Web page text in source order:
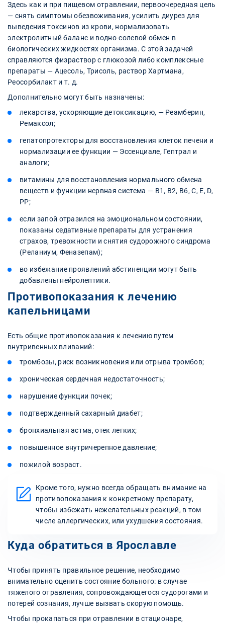
Здесь как и при пищевом отравлении, первоочередная цель
— снять симптомы обезвоживания, усилить диурез для
выведения токсинов из крови, нормализовать
электролитный баланс и водно-солевой обмен в
биологических жидкостях организма. С этой задачей
справляются физраствор с глюкозой либо комплексные
препараты — Ацесоль, Трисоль, раствор Хартмана,
Реосорбилакт и т. д.
Дополнительно могут быть назначены:
лекарства, ускоряющие детоксикацию, — Реамберин,
Ремаксол;
гепатопротекторы для восстановления клеток печени и
нормализации ее функции — Эссенциале, Гептрал и
аналоги;
витамины для восстановления нормального обмена
веществ и функции нервная система — B1, B2, B6, C, E, D,
PP;
если запой отразился на эмоциональном состоянии,
показаны седативные препараты для устранения
страхов, тревожности и снятия судорожного синдрома
(Реланиум, Феназепам);
во избежание проявлений абстиненции могут быть
добавлены нейролептики.
Противопоказания к лечению
капельницами
Есть общие противопоказания к лечению путем
внутривенных вливаний:
тромбозы, риск возникновения или отрыва тромбов;
хроническая сердечная недостаточность;
нарушение функции почек;
подтвержденный сахарный диабет;
бронхиальная астма, отек легких;
повышенное внутричерепное давление;
пожилой возраст.
Кроме того, нужно всегда обращать внимание на
противопоказания к конкретному препарату,
чтобы избежать нежелательных реакций, в том
числе аллергических, или ухудшения состояния.
Куда обратиться в Ярославле
Чтобы принять правильное решение, необходимо
внимательно оценить состояние больного: в случае
тяжелого отравления, сопровождающегося судорогами и
потерей сознания, лучше вызвать скорую помощь.
Чтобы прокапаться при отравлении в стационаре,